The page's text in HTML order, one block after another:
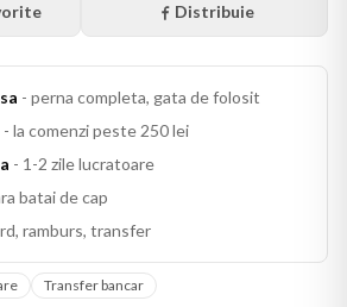
Distribuie
- perna completa, gata de folosit
- la comenzi peste 250 lei
- 1-2 zile lucratoare
batai de cap
ramburs, transfer
Transfer bancar